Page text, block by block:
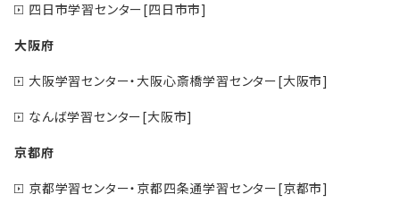
四日市学習センター[四日市市]
大阪府
大阪学習センター・大阪心斎橋学習センター[大阪市]
なんば学習センター[大阪市]
京都府
京都学習センター・京都四条通学習センター[京都市]